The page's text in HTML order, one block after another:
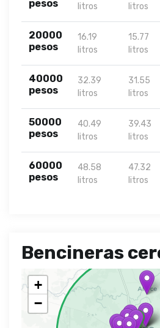
pesos
litros
litros
20000
pesos
16.19
litros
15.77
litros
40000
pesos
32.39
litros
31.55
litros
50000
pesos
40.49
litros
39.43
litros
60000
pesos
48.58
litros
47.32
litros
Bencineras
+
−